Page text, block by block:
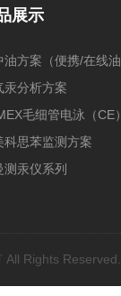
展示
油方案（便携/在线油
线）
汞分析方案
CEMS/OH）
毛细管电泳（CE
科思苯监测方案
测汞仪系列
All Rights